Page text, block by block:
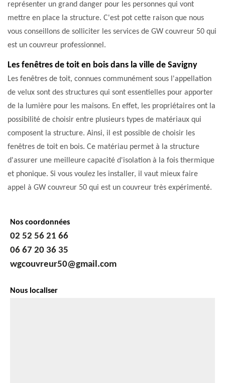
représenter un grand danger pour les personnes qui vont
mettre en place la structure. C'est pot cette raison que nous
vous conseillons de solliciter les services de GW couvreur 50 qui
est un couvreur professionnel.
Les fenêtres de toit en bois dans la ville de Savigny
Les fenêtres de toit, connues communément sous l'appellation
de velux sont des structures qui sont essentielles pour apporter
de la lumière pour les maisons. En effet, les propriétaires ont la
possibilité de choisir entre plusieurs types de matériaux qui
composent la structure. Ainsi, il est possible de choisir les
fenêtres de toit en bois. Ce matériau permet à la structure
d'assurer une meilleure capacité d'isolation à la fois thermique
et phonique. Si vous voulez les installer, il vaut mieux faire
appel à GW couvreur 50 qui est un couvreur très expérimenté.
Nos coordonnées
02 52 56 21 66
06 67 20 36 35
wgcouvreur50@gmail.com
Nous localiser